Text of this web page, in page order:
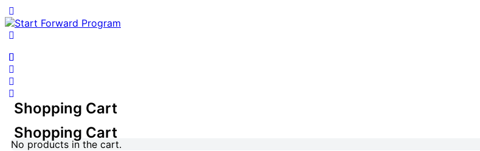
Side
Shopping Cart
No products in the cart.
Shopping Cart